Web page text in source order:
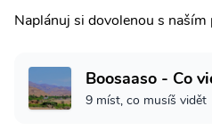
Naplánuj si dovolenou s
Boosaaso - Co
9 míst, co musíš vidět